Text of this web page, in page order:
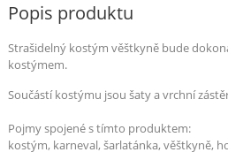
Popis produktu
Strašidelný kostým věštkyně bude
kostýmem.
Součástí kostýmu jsou šaty a vrchní
Pojmy spojené s tímto produktem:
kostým, karneval, šarlatánka, věštkyně,